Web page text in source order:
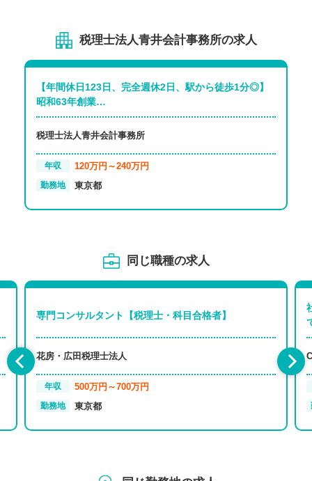
税理士法人青井会計事務所の求人
【年間休日123日、完全週休2日、駅から徒歩1分◎】
昭和63年創業…
税理士法人青井会計事務所
年収 120万円～240万円
勤務地 東京都
同じ職種の求人
専門コンサルタント【税理士・科目合格者】
花房・広田税理士法人
年収 500万円～700万円
勤務地 東京都